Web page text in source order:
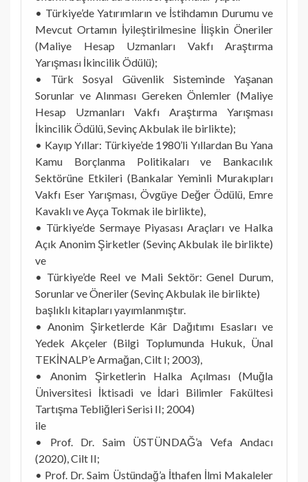
• Türkiye’de Yatırımların ve İstihdamın Durumu ve
Mevcut Ortamın İyileştirilmesine İlişkin Öneriler
(Maliye Hesap Uzmanları Vakfı Araştırma
Yarışması İkincilik Ödülü);
• Türk Sosyal Güvenlik Sisteminde Yaşanan
Sorunlar ve Alınması Gereken Önlemler (Maliye
Hesap Uzmanları Vakfı Araştırma Yarışması
İkincilik Ödülü, Sevinç Akbulak ile birlikte);
• Kayıp Yıllar: Türkiye’de 1980’li Yıllardan Bu Yana
Kamu Borçlanma Politikaları ve Bankacılık
Sektörüne Etkileri (Bankalar Yeminli Murakıpları
Vakfı Eser Yarışması, Övgüye Değer Ödülü, Emre
Kavaklı ve Ayça Tokmak ile birlikte),
• Türkiye’de Sermaye Piyasası Araçları ve Halka
Açık Anonim Şirketler (Sevinç Akbulak ile birlikte)
ve
• Türkiye’de Reel ve Mali Sektör: Genel Durum,
Sorunlar ve Öneriler (Sevinç Akbulak ile birlikte)
başlıklı kitapları yayımlanmıştır.
• Anonim Şirketlerde Kâr Dağıtımı Esasları ve
Yedek Akçeler (Bilgi Toplumunda Hukuk, Ünal
TEKİNALP’e Armağan, Cilt I; 2003),
• Anonim Şirketlerin Halka Açılması (Muğla
Üniversitesi İktisadi ve İdari Bilimler Fakültesi
Tartışma Tebliğleri Serisi II; 2004)
ile
• Prof. Dr. Saim ÜSTÜNDAĞ’a Vefa Andacı
(2020), Cilt II;
• Prof. Dr. Saim Üstündağ’a İthafen İlmi Makaleler